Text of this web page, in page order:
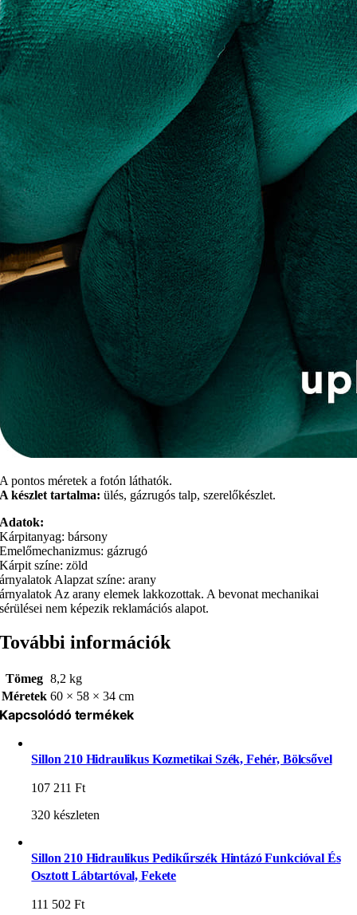
A pontos méretek a fotón láthatók.
A készlet tartalma: ülés, gázrugós talp, szerelőkészlet.
Adatok:
Kárpitanyag: bársony
Emelőmechanizmus: gázrugó
Kárpit színe: zöld
árnyalatok Alapzat színe: arany
árnyalatok Az arany elemek lakkozottak. A bevonat mechanikai
sérülései nem képezik reklamációs alapot.
További információk
Tömeg 8,2 kg
Méretek 60 × 58 × 34 cm
Kapcsolódó termékek
Sillon 210 Hidraulikus Kozmetikai Szék, Fehér, Bölcsővel
107 211Ft
320 készleten
Sillon 210 Hidraulikus Pedikűrszék Hintázó Funkcióval És
Osztott Lábtartóval, Fekete
111 502Ft